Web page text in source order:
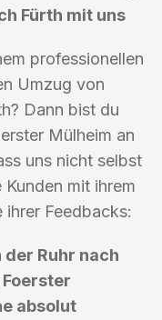
Fürth mit uns
professionellen
Umzug von
Dann bist du
Mülheim an
uns nicht selbst
mit ihrem
Feedbacks:
der Ruhr nach
absolut